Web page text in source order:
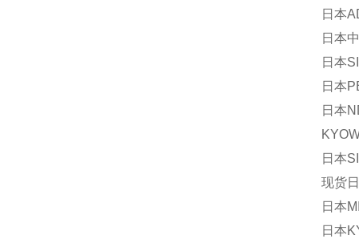
日本
日本
日本
日本
日本
日本
现货
日本
日本